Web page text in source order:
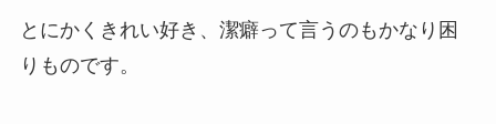
とにかくきれい好き、潔癖って言うのもかなり困
りものです。